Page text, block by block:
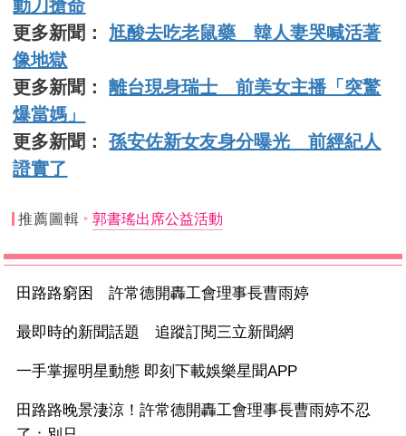
動刀搶命
更多新聞： 尪酸去吃老鼠藥 韓人妻哭喊活著
像地獄
更多新聞：離台現身瑞士 前美女主播「突驚
爆當媽」
更多新聞：孫安佐新女友身分曝光 前經紀人
證實了
推薦圖輯 郭書瑤出席公益活動
田路路窮困 許常德開轟工會理事長曹雨婷
最即時的新聞話題 追蹤訂閱三立新聞網
一手掌握明星動態 即刻下載娛樂星聞APP
田路路晚景淒涼！許常德開轟工會理事長曹雨婷不忍